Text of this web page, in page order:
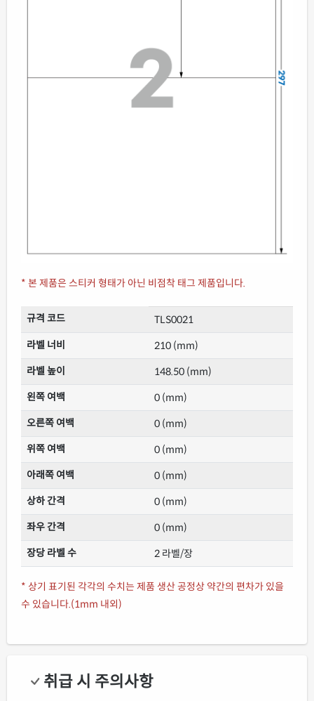
* 본 제품은 스티커 형태가 아닌 비점착 태그 제품입니다.
규격 코드
TLS0021
라벨 너비
210 (mm)
라벨 높이
148.50 (mm)
왼쪽 여백
0 (mm)
오른쪽 여백
0 (mm)
위쪽 여백
0 (mm)
아래쪽 여백
0 (mm)
상하 간격
0 (mm)
좌우 간격
0 (mm)
장당 라벨 수
2 라벨/장
* 상기 표기된 각각의 수치는 제품 생산 공정상 약간의 편차가 있을
수 있습니다.(1mm 내외)
취급 시 주의사항